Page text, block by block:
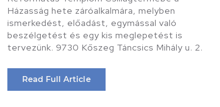
Házasság hete záróalkalmára, melyben
ismerkedést, előadást, egymással való
beszélgetést és egy kis meglepetést is
tervezünk. 9730 Kőszeg Táncsics Mihály u. 2.
Read Full Article